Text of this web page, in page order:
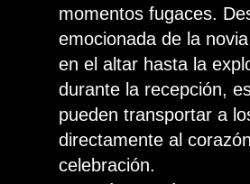
momentos fugaces.
emocionada de la
en el altar hasta la
durante la recepción,
pueden transportar a
directamente al
celebración.